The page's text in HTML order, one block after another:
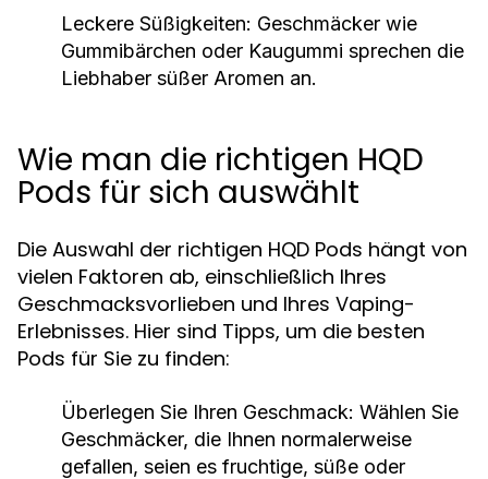
Leckere Süßigkeiten: Geschmäcker wie
Gummibärchen oder Kaugummi sprechen die
Liebhaber süßer Aromen an.
Wie man die richtigen HQD
Pods für sich auswählt
Die Auswahl der richtigen HQD Pods hängt von
vielen Faktoren ab, einschließlich Ihres
Geschmacksvorlieben und Ihres Vaping-
Erlebnisses. Hier sind Tipps, um die besten
Pods für Sie zu finden:
Überlegen Sie Ihren Geschmack: Wählen Sie
Geschmäcker, die Ihnen normalerweise
gefallen, seien es fruchtige, süße oder